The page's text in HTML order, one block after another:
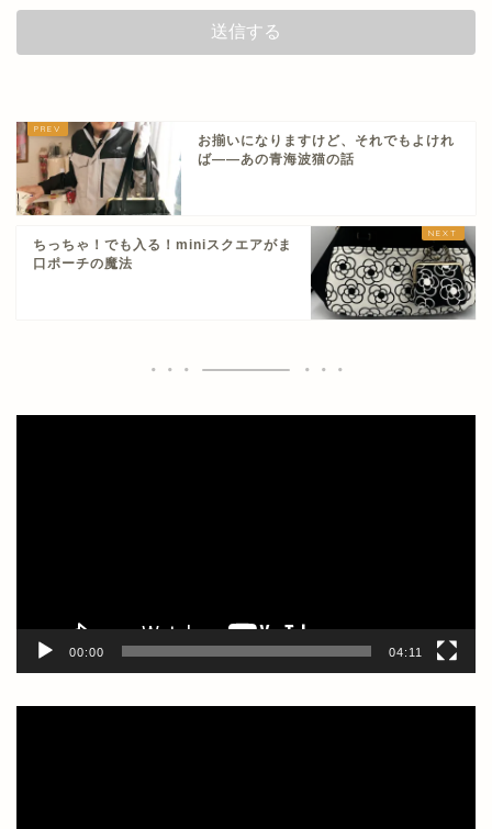
お揃いになりますけど、それでもよけれ
ば——あの青海波猫の話
ちっちゃ！でも入る！miniスクエアがま
口ポーチの魔法
00:00 04:11